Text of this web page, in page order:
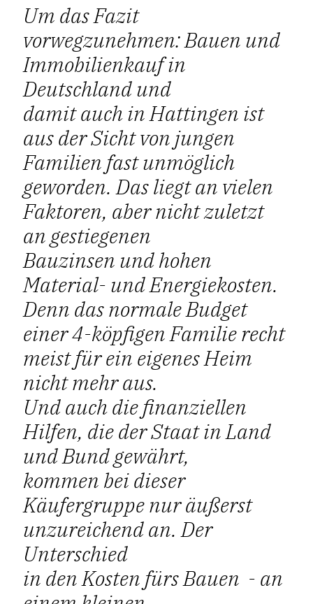
Um das Fazit
vorwegzunehmen: Bauen und
Immobilienkauf in
Deutschland und
damit auch in Hattingen ist
aus der Sicht von jungen
Familien fast unmöglich
geworden. Das liegt an vielen
Faktoren, aber nicht zuletzt
an gestiegenen
Bauzinsen und hohen
Material- und Energiekosten.
Denn das normale Budget
einer 4-köpfigen Familie recht
meist für ein eigenes Heim
nicht mehr aus.
Und auch die finanziellen
Hilfen, die der Staat in Land
und Bund gewährt,
kommen bei dieser
Käufergruppe nur äußerst
unzureichend an. Der
Unterschied
in den Kosten fürs Bauen - an